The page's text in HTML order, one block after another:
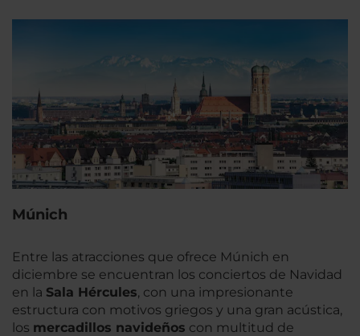
Múnich
Entre las atracciones que ofrece Múnich en
diciembre se encuentran los conciertos de Navidad
en la Sala Hércules, con una impresionante
estructura con motivos griegos y una gran acústica,
los mercadillos navideños con multitud de